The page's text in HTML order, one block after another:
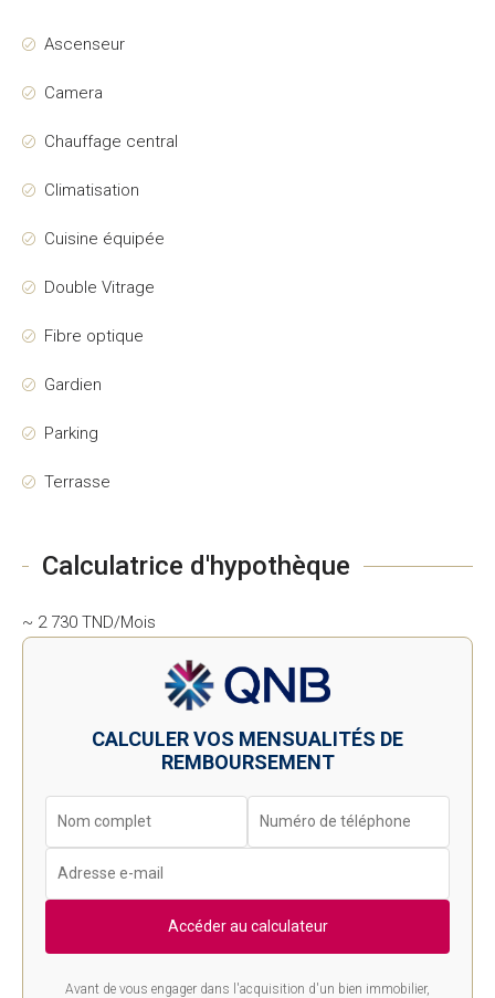
Ascenseur
Camera
Chauffage central
Climatisation
Cuisine équipée
Double Vitrage
Fibre optique
Gardien
Parking
Terrasse
Calculatrice d'hypothèque
~ 2 730 TND/Mois
CALCULER VOS MENSUALITÉS DE
REMBOURSEMENT
Accéder au calculateur
Avant de vous engager dans l'acquisition d'un bien immobilier,